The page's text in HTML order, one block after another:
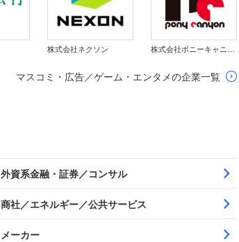
株式会社ネクソン 株式会社ポニーキャニオン
マスコミ・広告／ゲーム・エンタメの企業一覧
外資系金融・証券／コンサル
商社／エネルギー／公共サービス
メーカー